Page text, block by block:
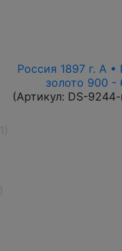
Россия 1897 г. А
золото 900 -
(Артикул: DS-